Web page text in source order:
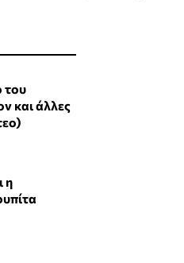
του
και άλλες
η